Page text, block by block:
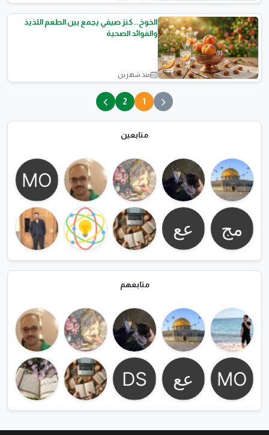
متابعين
متابعهم
مقالات اسلامية
التغذية الصحية
الخوخ.. كنز صيفي يجمع بين الطعم اللذيذ
والفوائد الصحية
منذ شهرين
1
2